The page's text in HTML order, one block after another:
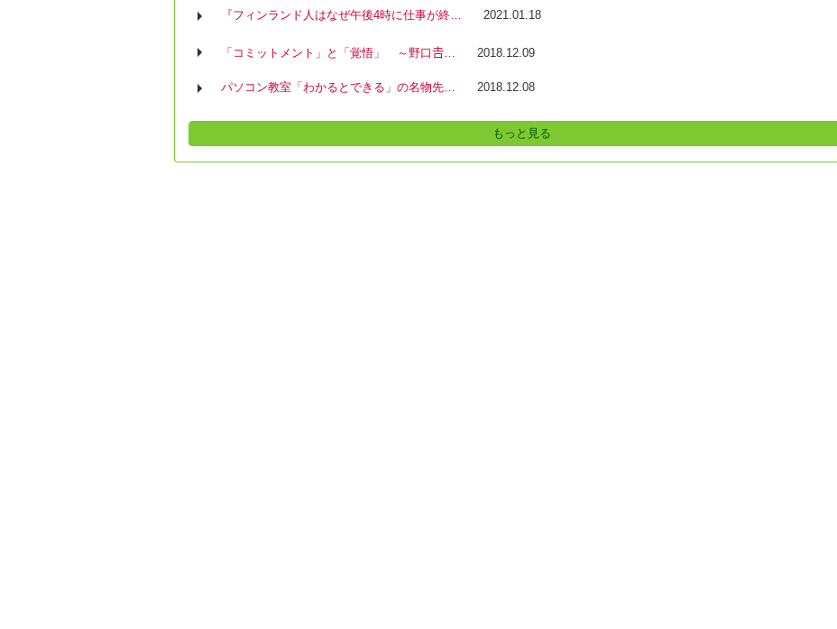
『フィンランド人はなぜ午後4時に仕事が終…
2021.01.18
「コミットメント」と「覚悟」 ～野口𠮷… 2018.12.09
パソコン教室「わかるとできる」の名物先… 2018.12.08
もっと見る